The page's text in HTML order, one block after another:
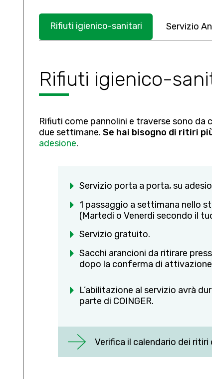
Rifiuti igienico-sanitari Servizio
Rifiuti igienico-
Rifiuti come pannolini e traverse sono
due settimane. Se hai bisogno di ritiri
adesione.
Servizio porta a porta, su
1 passaggio a settimana nello
(Martedi o Venerdi secondo il
Servizio gratuito.
Sacchi arancioni da ritirare
dopo la conferma di
L’abilitazione al servizio avrà
parte di COINGER.
Verifica il calendario dei